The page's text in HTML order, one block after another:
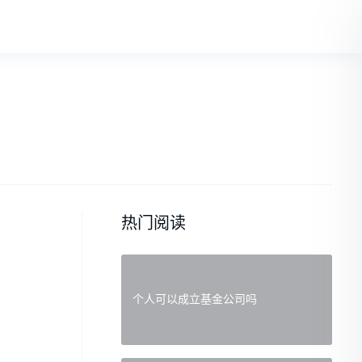
热门阅读
个人可以成立基金公司吗